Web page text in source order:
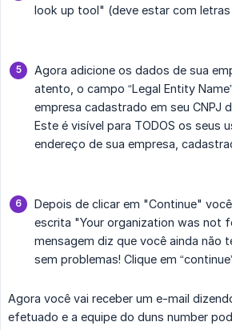
look up tool" (deve estar com letras
Agora adicione os dados de sua
atento, o campo “Legal Entity
empresa cadastrado em seu CNPJ
Este é visível para TODOS os seus
endereço de sua empresa,
Depois de clicar em "Continue"
escrita "Your organization was not
mensagem diz que você ainda não
sem problemas! Clique em
Agora você vai receber um e-mail
efetuado e a equipe do duns number